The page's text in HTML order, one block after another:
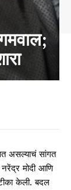
असल्याचं सांगत
मोदी आणि
केली. बदल